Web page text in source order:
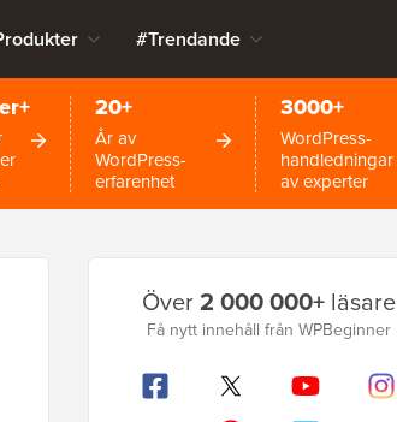
#Trendande
20+
År av
WordPress-
erfarenhet
3000+
WordPress-
handledningar
av experter
Primär
sidofält
Över2 000 000+läsare
Få nytt innehåll från WPBeginner